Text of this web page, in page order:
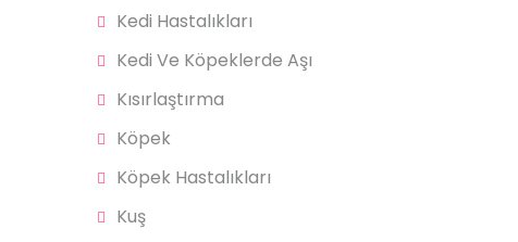
Kedi Hastalıkları
Kedi Ve Köpeklerde Aşı
Kısırlaştırma
Köpek
Köpek Hastalıkları
Kuş